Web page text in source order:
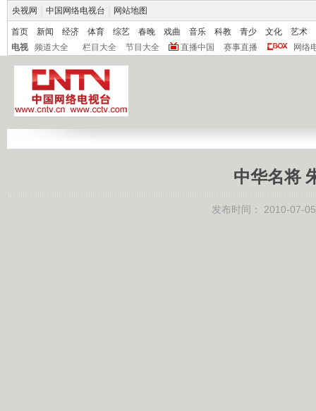
央视网 中国网络电视台 网站地图
首页 新闻 经济 体育 综艺 春晚 戏曲 音乐 科教 青少 文化
艺术
电视
频道大全 栏目大全 节目大全 直播中国 赛事直播 网络
中华名将
发布时间： 2010-07-